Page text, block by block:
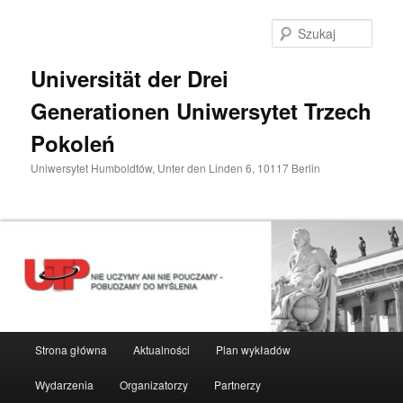
Universität der Drei
Generationen Uniwersytet Trzech
Pokoleń
Uniwersytet Humboldtów, Unter den Linden 6, 10117 Berlin
Strona główna Aktualności Plan wykładów
Wydarzenia Organizatorzy Partnerzy